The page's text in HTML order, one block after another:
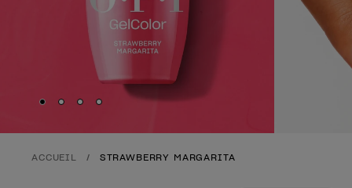
Skip to slide
Skip to slide
Skip to slide
Skip to slide
ACCUEIL STRAWBERRY MARGARITA